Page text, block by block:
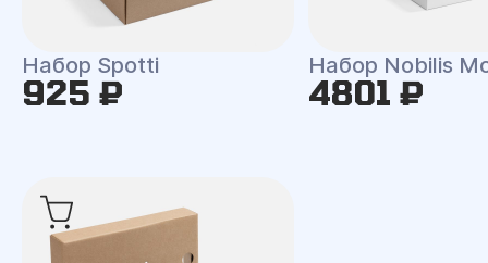
Набор Spotti
925 ₽
Набор Nobilis
4801 ₽